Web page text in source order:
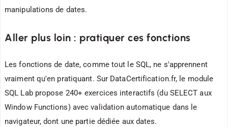
manipulations de dates.
Aller plus loin : pratiquer ces fonctions
Les fonctions de date, comme tout le SQL, ne s'apprennent
vraiment qu'en pratiquant. Sur DataCertification.fr, le module
SQL Lab propose 240+ exercices interactifs (du SELECT aux
Window Functions) avec validation automatique dans le
navigateur, dont une partie dédiée aux dates.